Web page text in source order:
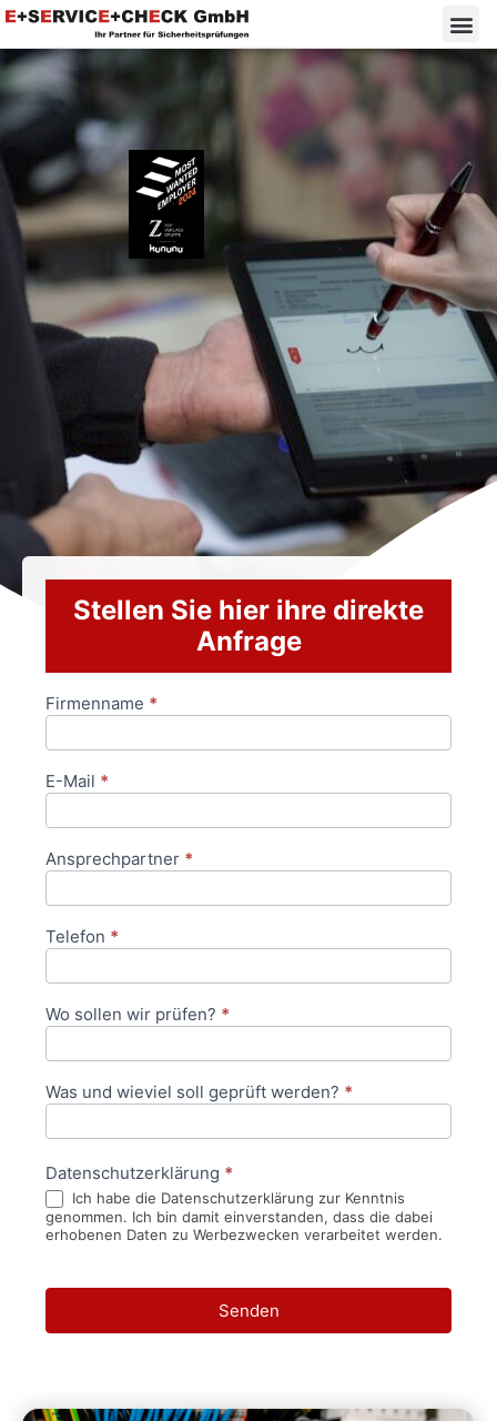
Stellen Sie hier ihre direkte
Anfrage
Anfrageformular
Firmenname *
E-Mail *
Ansprechpartner *
Telefon *
Wo sollen wir prüfen? *
Was und wieviel soll geprüft werden? *
Datenschutzerklärung *
Ich habe die Datenschutzerklärung zur Kenntnis
genommen. Ich bin damit einverstanden, dass die dabei
erhobenen Daten zu Werbezwecken verarbeitet werden.
Senden